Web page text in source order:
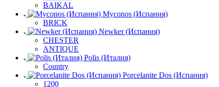
BAIKAL
Myconos (Испания)
BRICK
Newker (Испания)
CHESTER
ANTIQUE
Polis (Италия)
Country
Porcelanite Dos (Испания)
1200